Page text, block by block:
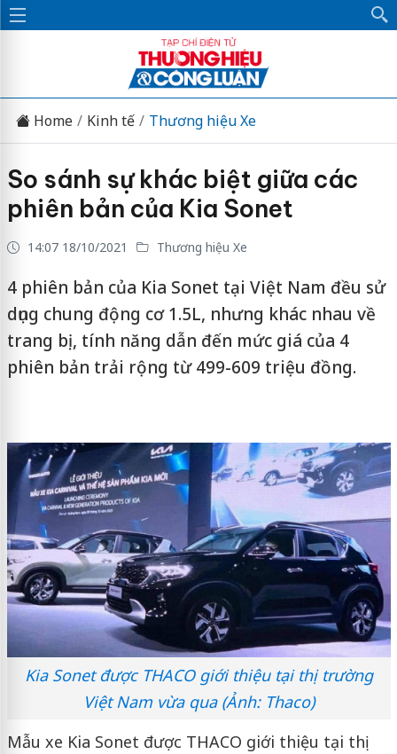
Home Kinh tế Thương hiệu Xe
So sánh sự khác biệt giữa các
phiên bản của Kia Sonet
14:07 18/10/2021 Thương hiệu Xe
4 phiên bản của Kia Sonet tại Việt Nam đều sử
dụng chung động cơ 1.5L, nhưng khác nhau về
trang bị, tính năng dẫn đến mức giá của 4
phiên bản trải rộng từ 499-609 triệu đồng.
Kia Sonet được THACO giới thiệu tại thị trường
Việt Nam vừa qua (Ảnh: Thaco)
Mẫu xe Kia Sonet được THACO giới thiệu tại thị